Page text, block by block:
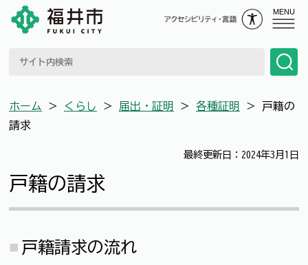
MENU
ホーム ＞ くらし ＞ 届出・証明 ＞ 各種証明 ＞ 戸籍の
請求
最終更新日：2024年3月1日
戸籍の請求
戸籍請求の流れ